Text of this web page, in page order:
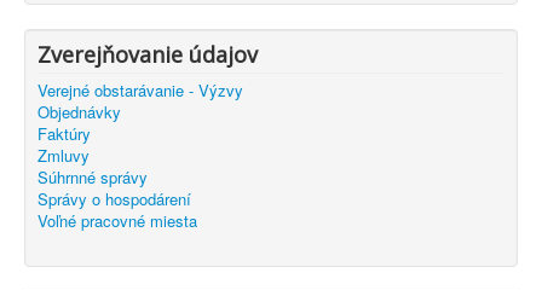
Zverejňovanie údajov
Verejné obstarávanie - Výzvy
Objednávky
Faktúry
Zmluvy
Súhrnné správy
Správy o hospodárení
Voľné pracovné miesta